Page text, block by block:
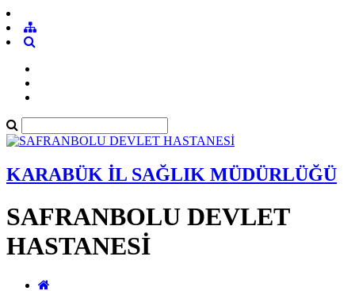
KARABÜK İL SAĞLIK MÜDÜRLÜĞÜ
SAFRANBOLU DEVLET
HASTANESİ